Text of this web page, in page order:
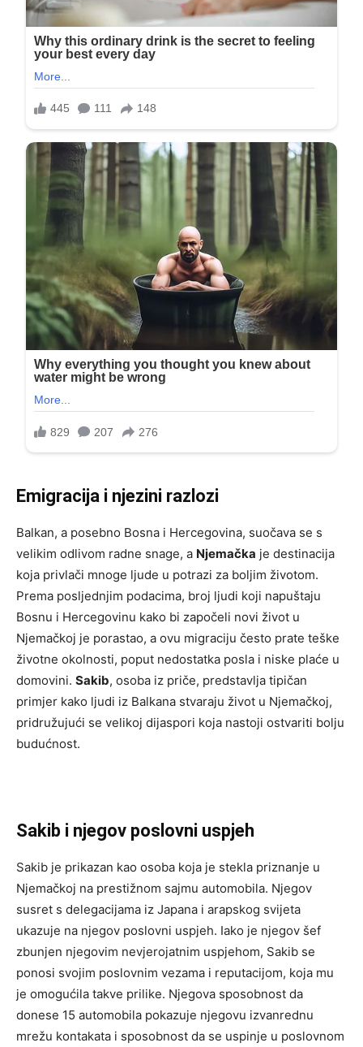
Emigracija i njezini razlozi
Balkan, a posebno Bosna i Hercegovina, suočava se s
velikim odlivom radne snage, a Njemačka je destinacija
koja privlači mnoge ljude u potrazi za boljim životom.
Prema posljednjim podacima, broj ljudi koji napuštaju
Bosnu i Hercegovinu kako bi započeli novi život u
Njemačkoj je porastao, a ovu migraciju često prate teške
životne okolnosti, poput nedostatka posla i niske plaće u
domovini. Sakib, osoba iz priče, predstavlja tipičan
primjer kako ljudi iz Balkana stvaraju život u Njemačkoj,
pridružujući se velikoj dijaspori koja nastoji ostvariti bolju
budućnost.
Sakib i njegov poslovni uspjeh
Sakib je prikazan kao osoba koja je stekla priznanje u
Njemačkoj na prestižnom sajmu automobila. Njegov
susret s delegacijama iz Japana i arapskog svijeta
ukazuje na njegov poslovni uspjeh. Iako je njegov šef
zbunjen njegovim nevjerojatnim uspjehom, Sakib se
ponosi svojim poslovnim vezama i reputacijom, koja mu
je omogućila takve prilike. Njegova sposobnost da
donese 15 automobila pokazuje njegovu izvanrednu
mrežu kontakata i sposobnost da se uspinje u poslovnom